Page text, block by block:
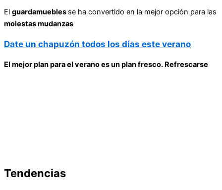
El guardamuebles se ha convertido en la mejor opción para las
molestas mudanzas
Date un chapuzón todos los días este verano
El mejor plan para el verano es un plan fresco. Refrescarse
Tendencias